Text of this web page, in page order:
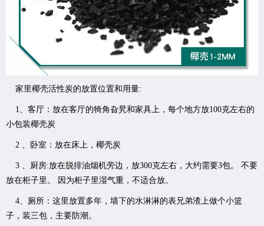
家里椰壳活性炭的放置位置和用量:
1、客厅：放在客厅的犄角旮旯和家具上，每个地方放100克左右的
小包装椰壳炭
2 、卧室：放在床上，椰壳炭
3 、厨房:放在脱排油烟机旁边，放300克左右，大约需要3包。 不要
放在柜子里。 因为柜子里湿气重，不适合放。
4、厕所：这里放置多年，墙下的水淋淋的表兄弟渣上做个小篮
子，装三包，主要防潮。